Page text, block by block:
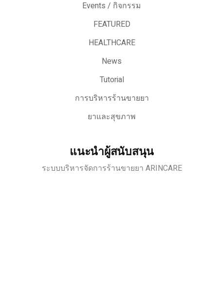
Events / กิจกรรม
FEATURED
HEALTHCARE
News
Tutorial
การบริหารร้านขายยา
ยาและสุขภาพ
แนะนำผู้สนับสนุน
ระบบบริหารจัดการร้านขายยา ARINCARE